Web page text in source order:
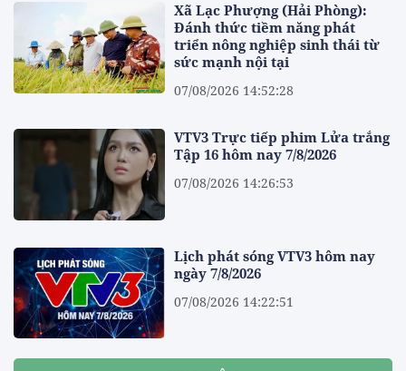
Xã Lạc Phượng (Hải Phòng):
Đánh thức tiềm năng phát
triển nông nghiệp sinh thái từ
sức mạnh nội tại
07/08/2026 14:52:28
VTV3 Trực tiếp phim Lửa trắng
Tập 16 hôm nay 7/8/2026
07/08/2026 14:26:53
Lịch phát sóng VTV3 hôm nay
ngày 7/8/2026
07/08/2026 14:22:51